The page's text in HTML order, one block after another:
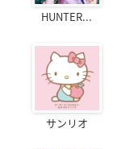
HUNTER...
サンリオ